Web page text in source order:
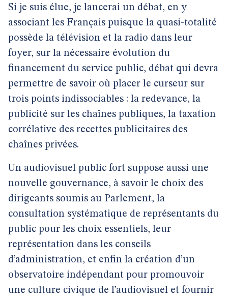
Si je suis élue, je lancerai un débat, en y
associant les Français puisque la quasi-totalité
possède la télévision et la radio dans leur
foyer, sur la nécessaire évolution du
financement du service public, débat qui devra
permettre de savoir où placer le curseur sur
trois points indissociables : la redevance, la
publicité sur les chaînes publiques, la taxation
corrélative des recettes publicitaires des
chaînes privées.
Un audiovisuel public fort suppose aussi une
nouvelle gouvernance, à savoir le choix des
dirigeants soumis au Parlement, la
consultation systématique de représentants du
public pour les choix essentiels, leur
représentation dans les conseils
d’administration, et enfin la création d’un
observatoire indépendant pour promouvoir
une culture civique de l’audiovisuel et fournir